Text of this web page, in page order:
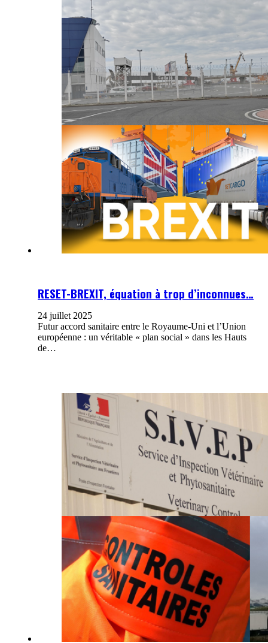
RESET-BREXIT, équation à trop d’inconnues…
24 juillet 2025
Futur accord sanitaire entre le Royaume-Uni et l’Union
européenne : un véritable « plan social » dans les Hauts
de…